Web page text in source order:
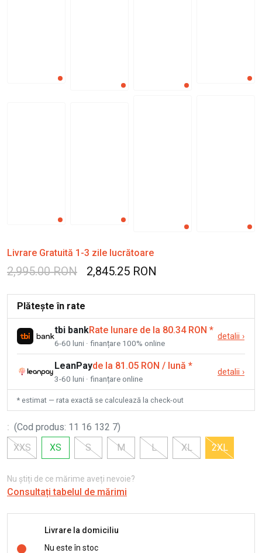
Livrare Gratuită 1-3 zile lucrătoare
2,995.00 RON 2,845.25 RON
Plătește în rate
tbi bankRate lunare de la 80.34 RON *
6-60 luni · finanțare 100% online
detalii ›
LeanPayde la 81.05 RON / lună *
3-60 luni · finanțare online
detalii ›
* estimat — rata exactă se calculează la check-out
: (Cod produs: 11 16 132 7)
XXS
XS S M L XL 2XL
Nu știți de ce mărime aveți nevoie?
Consultați tabelul de mărimi
Livrare la domiciliu
Nu este în stoc